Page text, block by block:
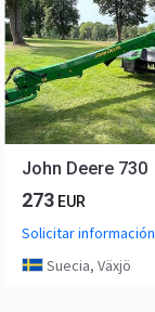
John Deere 730
273 EUR
Solicitar información
Suecia, Växjö